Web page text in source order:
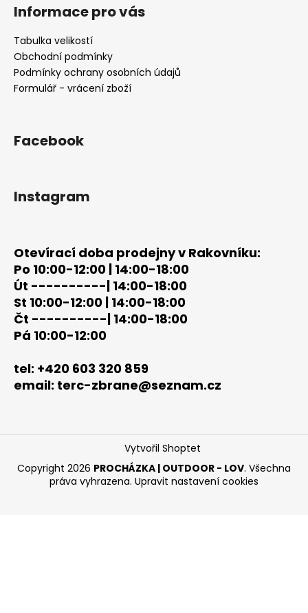
Informace pro vás
Tabulka velikostí
Obchodní podmínky
Podmínky ochrany osobních údajů
Formulář - vrácení zboží
Facebook
Instagram
Otevírací doba prodejny v Rakovníku:
Po 10:00-12:00 | 14:00-18:00
Út ----------| 14:00-18:00
St 10:00-12:00 | 14:00-18:00
Čt ----------| 14:00-18:00
Pá 10:00-12:00
tel: +420 603 320 859
email: terc-zbrane@seznam.cz
Vytvořil Shoptet
Copyright 2026 PROCHÁZKA | OUTDOOR - LOV. Všechna
práva vyhrazena. Upravit nastavení cookies